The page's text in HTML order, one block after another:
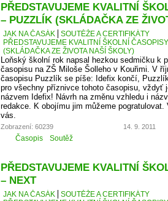
PŘEDSTAVUJEME KVALITNÍ
– PUZZLÍK (SKLÁDAČKA ZE
JAK NA ČASÁK
SOUTĚŽE A CERTIFIKÁTY
PŘEDSTAVUJEME KVALITNÍ ŠKOLNÍ
(SKLÁDAČKA ZE ŽIVOTA NAŠÍ ŠKOLY)
Loňský školní rok napsal hezkou sedmičku k
časopisu na ZŠ Miloše Šolleho v Kouřimi. V
časopisu Puzzlík se píše: Idefix končí,
pro všechny příznivce tohoto časopisu, vždyť
názvem Idefix! Návrh na změnu vzhledu i
redakce. K obojímu jim můžeme
vás.
Zobrazení: 60239 14. 9. 2011
Časopis Soutěž
PŘEDSTAVUJEME KVALITNÍ
– NEXT
JAK NA ČASÁK
SOUTĚŽE A CERTIFIKÁTY